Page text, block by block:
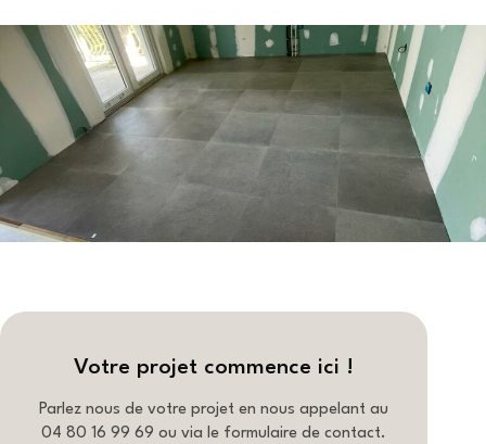
Votre projet commence ici !
Parlez nous de votre projet en nous appelant au
04 80 16 99 69 ou via le formulaire de contact.